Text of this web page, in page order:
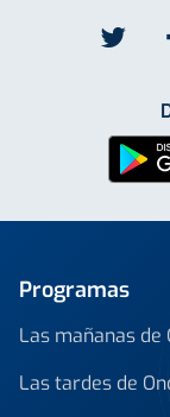
Programas
Las mañanas de
Las tardes de